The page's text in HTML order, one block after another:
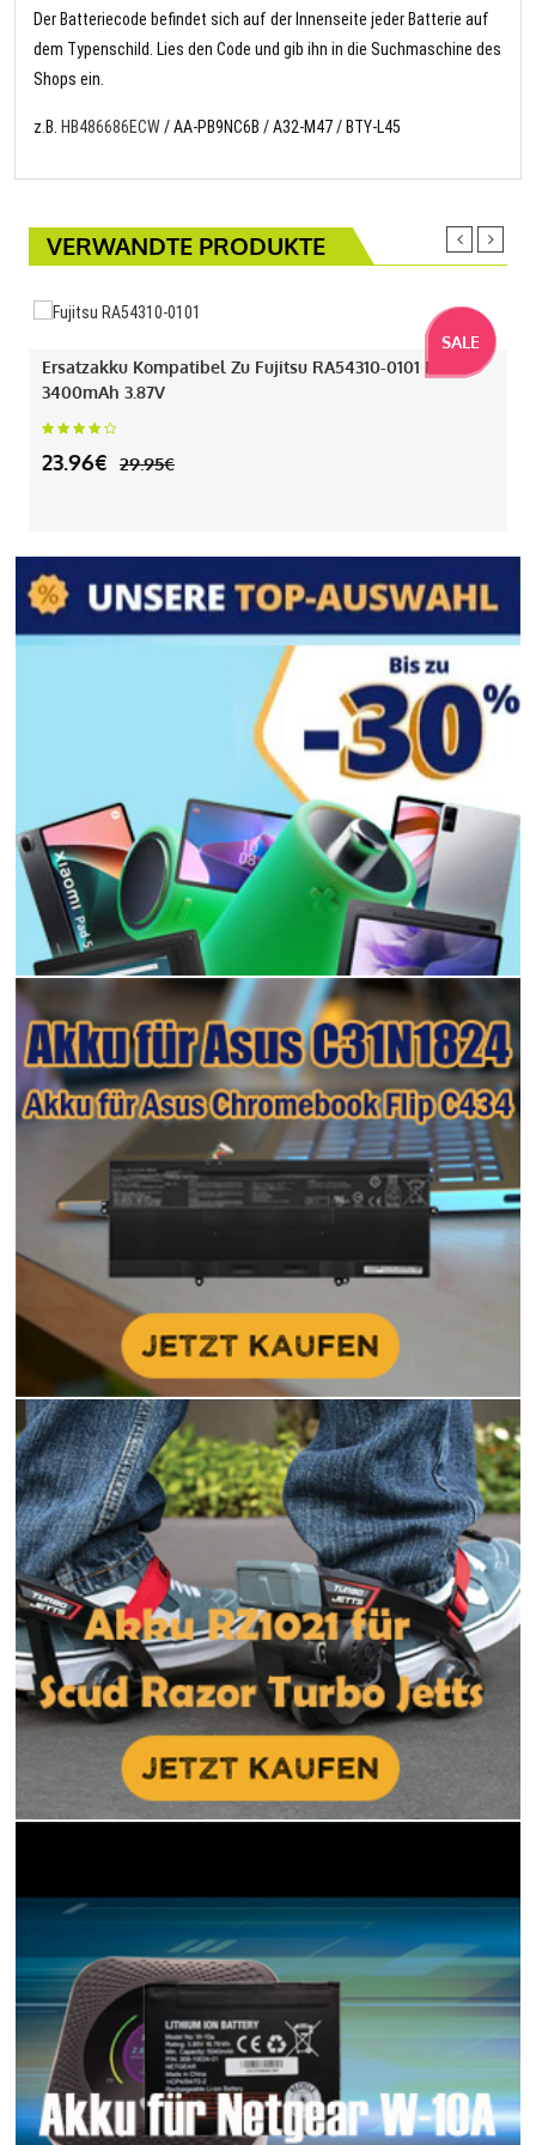
Der Batteriecode befindet sich auf der Innenseite jeder Batterie auf
dem Typenschild. Lies den Code und gib ihn in die Suchmaschine des
Shops ein.
z.B. HB486686ECW/ AA-PB9NC6B / A32-M47 / BTY-L45
VERWANDTE PRODUKTE
SALE
Ersatzakku Kompatibel Zu Fujitsu RA54310-0101 Mit
3400mAh 3.87V
23.96€ 29.95€